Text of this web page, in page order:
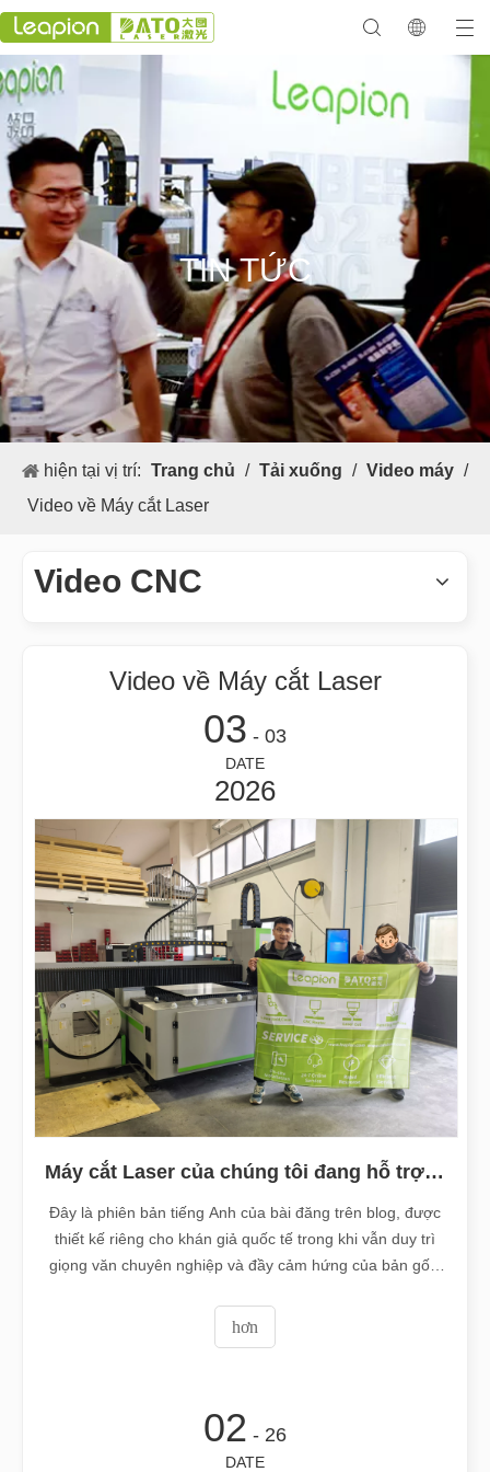
TIN TỨC
hiện tại vị trí: Trang chủ / Tải xuống / Video máy /
Video về Máy cắt Laser
Video CNC
Video về Máy cắt Laser
03 - 03
DATE
2026
Máy cắt Laser của chúng tôi đang hỗ trợ ngành sản xuất Mexico như thế nào
Đây là phiên bản tiếng Anh của bài đăng trên blog, được
thiết kế riêng cho khán giả quốc tế trong khi vẫn duy trì
giọng văn chuyên nghiệp và đầy cảm hứng của bản gốc.
chúng tôi trao quyền cho ngành sản xuất Mexico như thế
nào Tóm tắt: Máy cắt laser hiệu suất cao của chúng tôi
hơn
02 - 26
DATE